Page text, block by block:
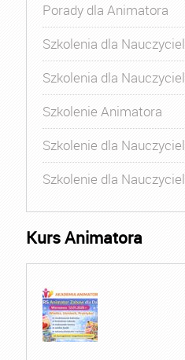
Porady dla Animatora
Szkolenia dla
Szkolenia dla
Szkolenie Animatora
Szkolenie dla
Szkolenie dla
Kurs Animatora